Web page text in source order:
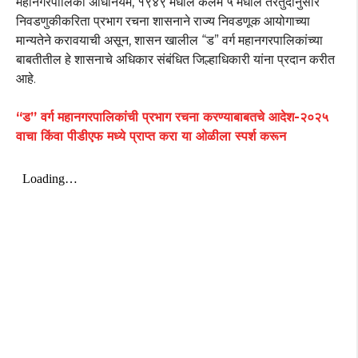
निवडणुकीकरिता प्रभाग रचना शासनाने राज्य निवडणूक आयोगाच्या
मान्यतेने करावयाची असून, शासन खालील “ड” वर्ग महानगरपालिकांच्या
बाबतीतील हे शासनाचे अधिकार संबंधित जिल्हाधिकारी यांना प्रदान करीत
आहे.
“ड” वर्ग महानगरपालिकांची प्रभाग रचना करण्याबाबतचे आदेश-२०२५
वाचा किंवा पीडीएफ मध्ये प्राप्त करा या ओळीला स्पर्श करून